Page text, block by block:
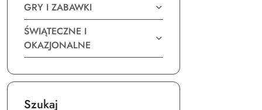
GRY I ZABAWKI
ŚWIĄTECZNE I
OKAZJONALNE
Szukaj